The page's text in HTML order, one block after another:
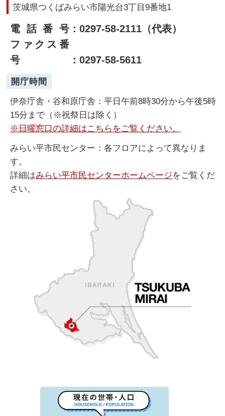
茨城県つくばみらい市陽光台3丁目9番地1
電話番号：0297-58-2111（代表）
ファクス番
号
：0297-58-5611
開庁時間
伊奈庁舎・谷和原庁舎：平日午前8時30分から午後5時
15分まで（※祝祭日は除く）
※日曜窓口の詳細はこちらをご覧ください。
みらい平市民センター：各フロアによって異なりま
す。
詳細はみらい平市民センターホームページをご覧くだ
さい。